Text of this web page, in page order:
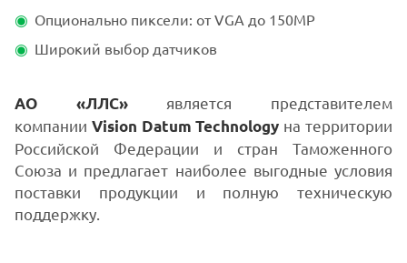
Опционально пиксели: от VGA до 150MP
Широкий выбор датчиков
АО «ЛЛС»является представителем
компании Vision Datum Technology на территории
Российской Федерации и стран Таможенного
Союза и предлагает наиболее выгодные условия
поставки продукции и полную техническую
поддержку.